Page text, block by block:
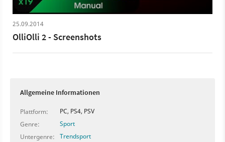
25.09.2014
OlliOlli 2 - Screenshots
Allgemeine Informationen
Plattform:
PC, PS4, PSV
Genre:
Sport
Untergenre:
Trendsport